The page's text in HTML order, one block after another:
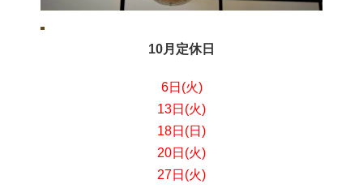
10月定休日
6日(火)
13日(火)
18日 (日)
20日(火)
27日(火)